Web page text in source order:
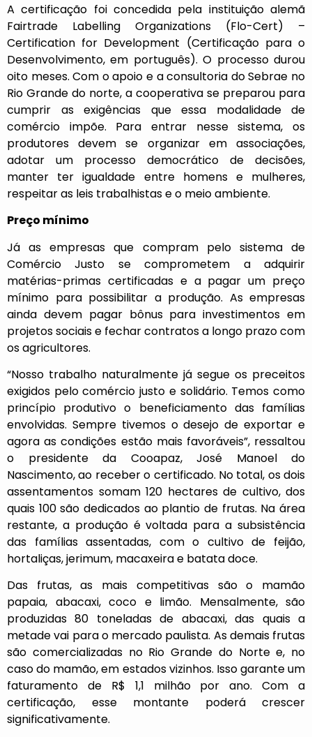
A certificação foi concedida pela instituição alemã
Fairtrade Labelling Organizations (Flo-Cert) –
Certification for Development (Certificação para o
Desenvolvimento, em português). O processo durou
oito meses. Com o apoio e a consultoria do Sebrae no
Rio Grande do norte, a cooperativa se preparou para
cumprir as exigências que essa modalidade de
comércio impõe. Para entrar nesse sistema, os
produtores devem se organizar em associações,
adotar um processo democrático de decisões,
manter ter igualdade entre homens e mulheres,
respeitar as leis trabalhistas e o meio ambiente.
Preço mínimo
Já as empresas que compram pelo sistema de
Comércio Justo se comprometem a adquirir
matérias-primas certificadas e a pagar um preço
mínimo para possibilitar a produção. As empresas
ainda devem pagar bônus para investimentos em
projetos sociais e fechar contratos a longo prazo com
os agricultores.
“Nosso trabalho naturalmente já segue os preceitos
exigidos pelo comércio justo e solidário. Temos como
princípio produtivo o beneficiamento das famílias
envolvidas. Sempre tivemos o desejo de exportar e
agora as condições estão mais favoráveis”, ressaltou
o presidente da Cooapaz, José Manoel do
Nascimento, ao receber o certificado. No total, os dois
assentamentos somam 120 hectares de cultivo, dos
quais 100 são dedicados ao plantio de frutas. Na área
restante, a produção é voltada para a subsistência
das famílias assentadas, com o cultivo de feijão,
hortaliças, jerimum, macaxeira e batata doce.
Das frutas, as mais competitivas são o mamão
papaia, abacaxi, coco e limão. Mensalmente, são
produzidas 80 toneladas de abacaxi, das quais a
metade vai para o mercado paulista. As demais frutas
são comercializadas no Rio Grande do Norte e, no
caso do mamão, em estados vizinhos. Isso garante um
faturamento de R$ 1,1 milhão por ano. Com a
certificação, esse montante poderá crescer
significativamente.